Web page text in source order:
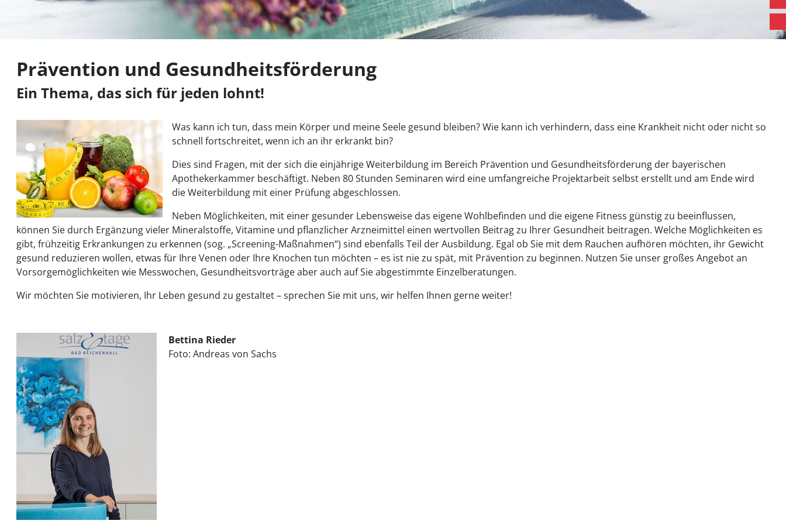
Prävention und Gesundheitsförderung
Ein Thema, das sich für jeden lohnt!
Was kann ich tun, dass mein Körper und meine Seele gesund bleiben? Wie kann ich verhindern, dass eine Krankheit nicht oder nicht so
schnell fortschreitet, wenn ich an ihr erkrankt bin?
Dies sind Fragen, mit der sich die einjährige Weiterbildung im Bereich Prävention und Gesundheitsförderung der bayerischen
Apothekerkammer beschäftigt. Neben 80 Stunden Seminaren wird eine umfangreiche Projektarbeit selbst erstellt und am Ende wird
die Weiterbildung mit einer Prüfung abgeschlossen.
Neben Möglichkeiten, mit einer gesunder Lebensweise das eigene Wohlbefinden und die eigene Fitness günstig zu beeinflussen,
können Sie durch Ergänzung vieler Mineralstoffe, Vitamine und pflanzlicher Arzneimittel einen wertvollen Beitrag zu Ihrer Gesundheit beitragen. Welche Möglichkeiten es
gibt, frühzeitig Erkrankungen zu erkennen (sog. „Screening-Maßnahmen“) sind ebenfalls Teil der Ausbildung. Egal ob Sie mit dem Rauchen aufhören möchten, ihr Gewicht
gesund reduzieren wollen, etwas für Ihre Venen oder Ihre Knochen tun möchten – es ist nie zu spät, mit Prävention zu beginnen. Nutzen Sie unser großes Angebot an
Vorsorgemöglichkeiten wie Messwochen, Gesundheitsvorträge aber auch auf Sie abgestimmte Einzelberatungen.
Wir möchten Sie motivieren, Ihr Leben gesund zu gestaltet – sprechen Sie mit uns, wir helfen Ihnen gerne weiter!
Bettina Rieder
Foto: Andreas von Sachs